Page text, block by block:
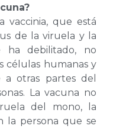
vaccinia, que está
de la viruela y la
ha debilitado, no
células humanas y
otras partes del
La vacuna no
del mono, la
la persona que se